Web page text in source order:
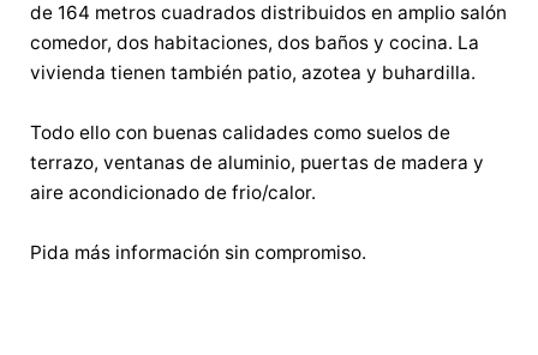
de 164 metros cuadrados distribuidos en amplio salón
comedor, dos habitaciones, dos baños y cocina. La
vivienda tienen también patio, azotea y buhardilla.
Todo ello con buenas calidades como suelos de
terrazo, ventanas de aluminio, puertas de madera y
aire acondicionado de frio/calor.
Pida más información sin compromiso.